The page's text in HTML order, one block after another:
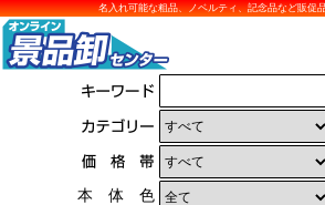
名入れ可能な粗品、ノベルティ、記念品など販促
本 体 色